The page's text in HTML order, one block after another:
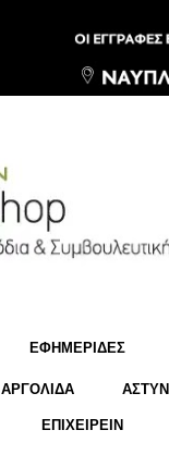
ΕΦΗΜΕΡΙΔΕΣ
ΑΡΓΟΛΙΔΑ
ΕΠΙΧΕΙΡΕΙΝ